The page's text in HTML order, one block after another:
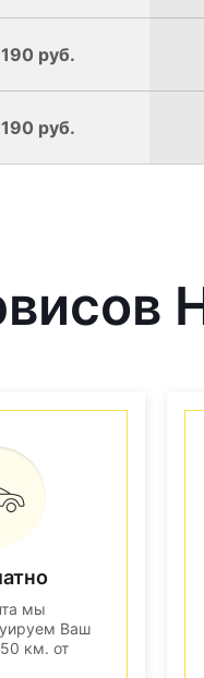
руб.
руб.
мы
Ваш
км. от